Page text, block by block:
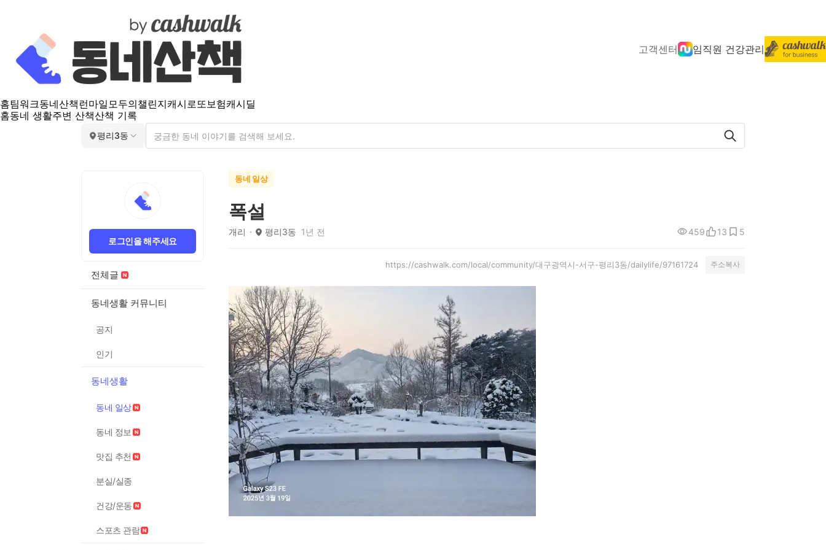
고객센터 임직원 건강관리
홈팀워크동네산책 런마일모두의챌린지캐시로또보험캐시딜
홈동네 생활주변 산책산책 기록
평리3동
로그인을 해주세요
전체글
동네생활 커뮤니티
공지
인기
동네생활
동네 일상
동네 정보
맛집 추천
분실/실종
건강/운동
스포츠 관람
동네 일상
폭설
개리 평리3동 1년 전 459 13 5
https://cashwalk.com/local/community/대구광역시-서구-평리3동/dailylife/97161724 주소복사